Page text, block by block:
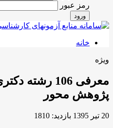
رمز عبور
ورود
خانه
ویژه
معرفی 106
پژوهش محور
20 تیر 1395 بازدید: 1810